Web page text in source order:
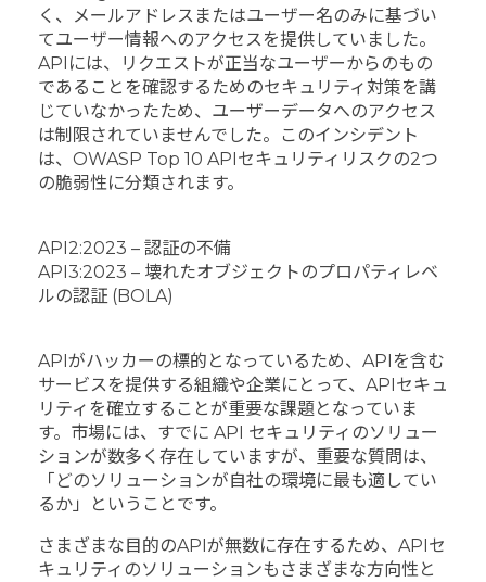
く、メールアドレスまたはユーザー名のみに基づい
てユーザー情報へのアクセスを提供していました。
APIには、リクエストが正当なユーザーからのもの
であることを確認するためのセキュリティ対策を講
じていなかったため、ユーザーデータへのアクセス
は制限されていませんでした。このインシデント
は、OWASP Top 10 APIセキュリティリスクの2つ
の脆弱性に分類されます。
API2:2023 – 認証の不備
API3:2023 – 壊れたオブジェクトのプロパティレベ
ルの認証 (BOLA)
APIがハッカーの標的となっているため、APIを含む
サービスを提供する組織や企業にとって、APIセキュ
リティを確立することが重要な課題となっていま
す。市場には、すでに API セキュリティのソリュー
ションが数多く存在していますが、重要な質問は、
「どのソリューションが自社の環境に最も適してい
るか」ということです。
さまざまな目的のAPIが無数に存在するため、APIセ
キュリティのソリューションもさまざまな方向性と